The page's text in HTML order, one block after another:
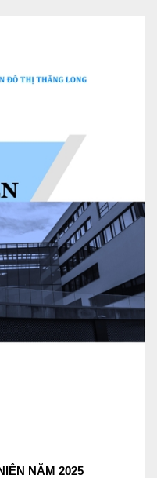
NĂM 2025